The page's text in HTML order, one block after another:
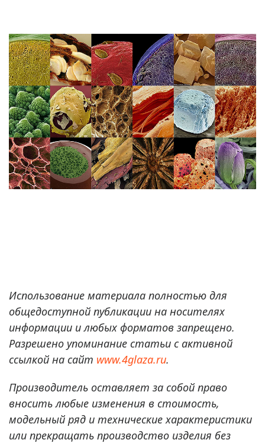
Использование материала полностью для
общедоступной публикации на носителях
информации и любых форматов запрещено.
Разрешено упоминание статьи с активной
ссылкой на сайт www.4glaza.ru.
Производитель оставляет за собой право
вносить любые изменения в стоимость,
модельный ряд и технические характеристики
или прекращать производство изделия без